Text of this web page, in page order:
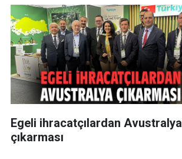
Egeli ihracatçılardan Avustralya
çıkarması